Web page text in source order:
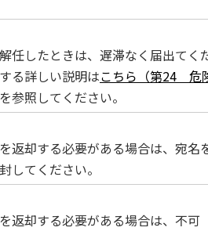
任したときは、遅滞なく届出てく
る詳しい説明はこちら（第24 危
を参照してください。
返却する必要がある場合は、宛名
してください。
返却する必要がある場合は、不可